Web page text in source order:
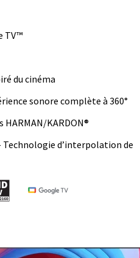
TV™
du cinéma
sonore complète à 360°
KARDON®
Technologie d’interpolation de